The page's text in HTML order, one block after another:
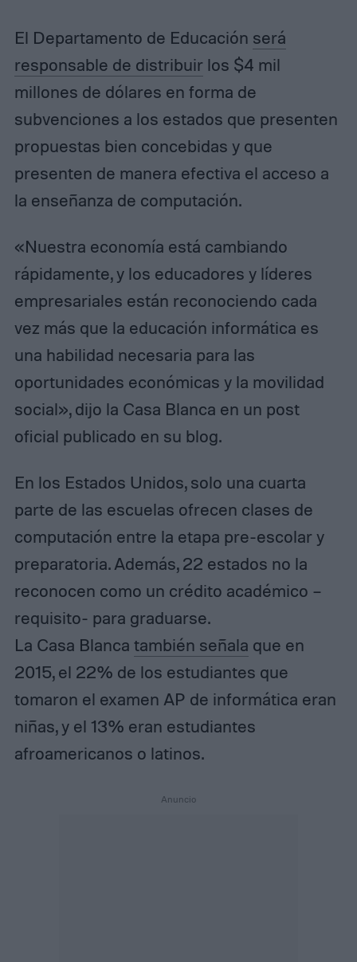
El Departamento de Educación será
responsable de distribuir los $4 mil
millones de dólares en forma de
subvenciones a los estados que presenten
propuestas bien concebidas y que
presenten de manera efectiva el acceso a
la enseñanza de computación.
«Nuestra economía está cambiando
rápidamente, y los educadores y líderes
empresariales están reconociendo cada
vez más que la educación informática es
una habilidad necesaria para las
oportunidades económicas y la movilidad
social», dijo la Casa Blanca en un post
oficial publicado en su blog.
En los Estados Unidos, solo una cuarta
parte de las escuelas ofrecen clases de
computación entre la etapa pre-escolar y
preparatoria. Además, 22 estados no la
reconocen como un crédito académico –
requisito- para graduarse.
La Casa Blanca también señala que en
2015, el 22% de los estudiantes que
tomaron el examen AP de informática eran
niñas, y el 13% eran estudiantes
afroamericanos o latinos.